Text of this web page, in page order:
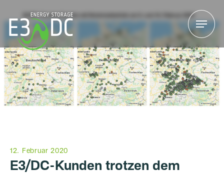
Menu
12. Februar 2020
E3/DC-Kunden trotzen dem